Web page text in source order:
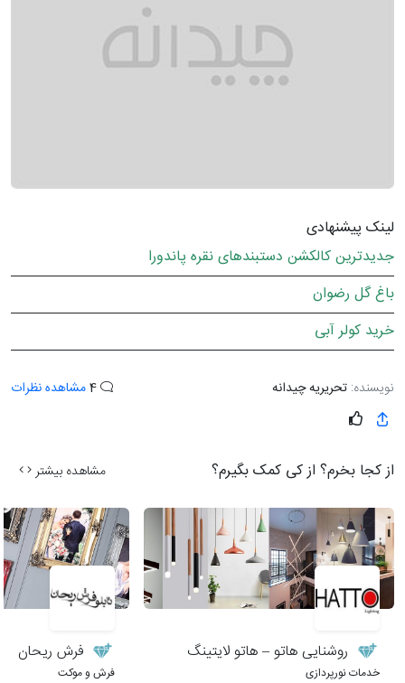
لینک پیشنهادی
جدیدترین کالکشن دستبندهای نقره پاندورا
باغ گل رضوان
خرید کولر آبی
نویسنده: تحریریه چیدانه مشاهده نظرات
از کجا بخرم؟ از کی کمک بگیرم؟ مشاهده بیشتر
روشنایی هاتو – هاتو لایتینگ
خدمات نورپردازی
فرش ریحان
فرش و موکت